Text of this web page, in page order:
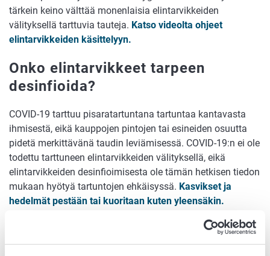
tärkein keino välttää monenlaisia elintarvikkeiden
välityksellä tarttuvia tauteja. Katso videolta ohjeet
elintarvikkeiden käsittelyyn.
Onko elintarvikkeet tarpeen
desinfioida?
COVID-19 tarttuu pisaratartuntana tartuntaa kantavasta
ihmisestä, eikä kauppojen pintojen tai esineiden osuutta
pidetä merkittävänä taudin leviämisessä. COVID-19:n ei ole
todettu tarttuneen elintarvikkeiden välityksellä, eikä
elintarvikkeiden desinfioimisesta ole tämän hetkisen tiedon
mukaan hyötyä tartuntojen ehkäisyssä. Kasvikset ja
hedelmät pestään tai kuoritaan kuten yleensäkin.
säilyvyyteen kotona